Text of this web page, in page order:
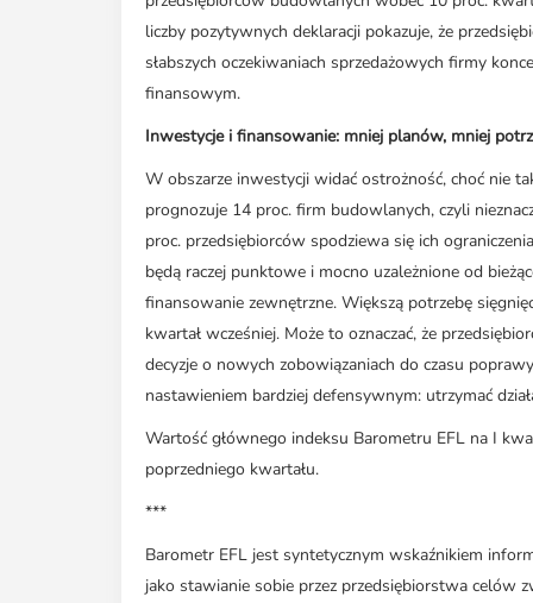
liczby pozytywnych deklaracji pokazuje, że
słabszych oczekiwaniach sprzedażowych firmy
finansowym.
Inwestycje i finansowanie: mniej planów, mniej
W obszarze inwestycji widać ostrożność, choć nie
prognozuje 14 proc. firm budowlanych, czyli
proc. przedsiębiorców spodziewa się ich
będą raczej punktowe i mocno uzależnione od
finansowanie zewnętrzne. Większą potrzebę
kwartał wcześniej. Może to oznaczać, że
decyzje o nowych zobowiązaniach do czasu
nastawieniem bardziej defensywnym: utrzymać
Wartość głównego indeksu Barometru EFL na I
poprzedniego kwartału.
***
Barometr EFL jest syntetycznym wskaźnikiem
jako stawianie sobie przez przedsiębiorstwa celów